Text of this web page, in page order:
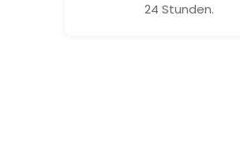
24 Stunden.